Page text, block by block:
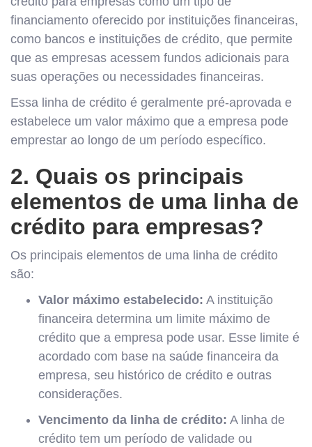
financiamento oferecido por instituições financeiras,
como bancos e instituições de crédito, que permite
que as empresas acessem fundos adicionais para
suas operações ou necessidades financeiras.
Essa linha de crédito é geralmente pré-aprovada e
estabelece um valor máximo que a empresa pode
emprestar ao longo de um período específico.
2. Quais os principais
elementos de uma linha de
crédito para empresas?
Os principais elementos de uma linha de crédito
são:
Valor máximo estabelecido: A instituição
financeira determina um limite máximo de
crédito que a empresa pode usar. Esse limite é
acordado com base na saúde financeira da
empresa, seu histórico de crédito e outras
considerações.
Vencimento da linha de crédito: A linha de
crédito tem um período de validade ou